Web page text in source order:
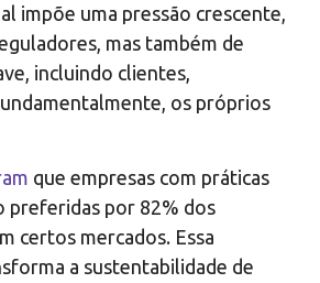
impõe uma pressão crescente,
mas também de
incluindo clientes,
os próprios
que empresas com práticas
preferidas por 82% dos
certos mercados. Essa
a sustentabilidade de